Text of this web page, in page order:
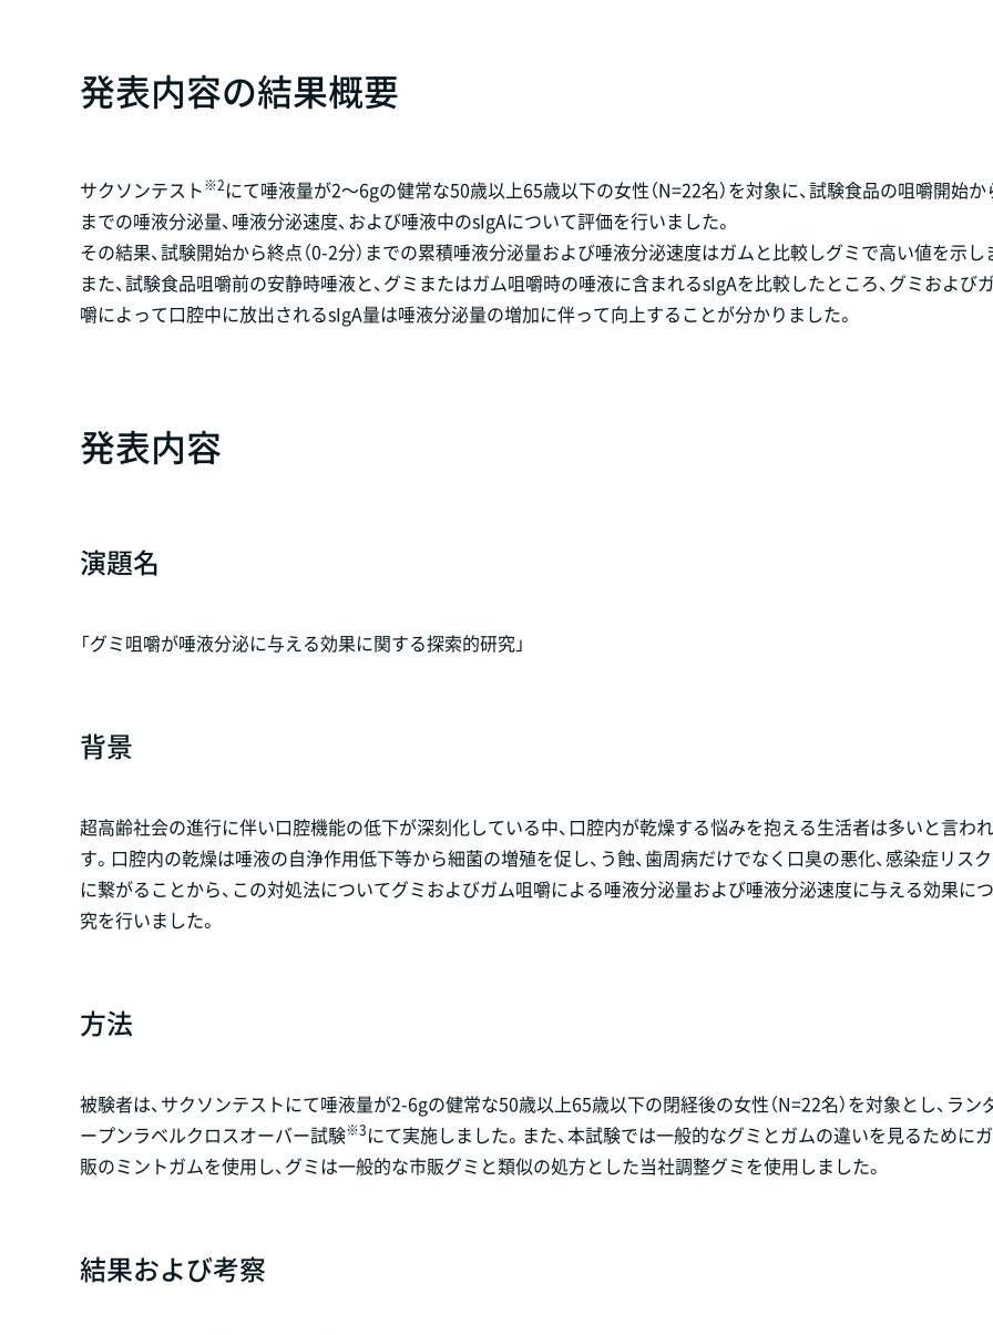
発表内容の結果概要
サクソンテスト※2にて唾液量が2～6gの健常な50歳以上65歳以下の女性（N=22名）を対象に、試験食品の咀嚼開始
までの唾液分泌量、唾液分泌速度、および唾液中のsIgAについて評価を行いました。
その結果、試験開始から終点（0-2分）までの累積唾液分泌量および唾液分泌速度はガムと比較しグミで高い値を示し
また、試験食品咀嚼前の安静時唾液と、グミまたはガム咀嚼時の唾液に含まれるsIgAを比較したところ、グミおよび
嚼によって口腔中に放出されるsIgA量は唾液分泌量の増加に伴って向上することが分かりました。
発表内容
演題名
「グミ咀嚼が唾液分泌に与える効果に関する探索的研究」
背景
超高齢社会の進行に伴い口腔機能の低下が深刻化している中、口腔内が乾燥する悩みを抱える生活者は多いと言わ
す。口腔内の乾燥は唾液の自浄作用低下等から細菌の増殖を促し、う蝕、歯周病だけでなく口臭の悪化、感染症リス
に繋がることから、この対処法についてグミおよびガム咀嚼による唾液分泌量および唾液分泌速度に与える効果に
究を行いました。
方法
被験者は、サクソンテストにて唾液量が2-6gの健常な50歳以上65歳以下の閉経後の女性（N=22名）を対象とし、ラン
ープンラベルクロスオーバー試験※3にて実施しました。また、本試験では一般的なグミとガムの違いを見るために
販のミントガムを使用し、グミは一般的な市販グミと類似の処方とした当社調整グミを使用しました。
結果および考察